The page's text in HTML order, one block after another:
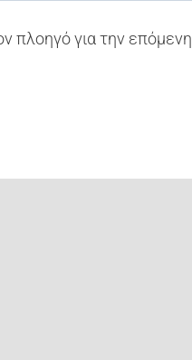
πλοηγό για την επόμενη